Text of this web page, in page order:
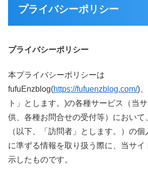
プライバシーポリシー
プライバシーポリシー
本プライバシーポリシーは
fufuEnzblog(https://fufuenzblog.com/)
ト」とします。)の各種サービス（当
供、各種お問合せの受付等）において
（以下、「訪問者」とします。）の
に準ずる情報を取り扱う際に、当サイ
示したものです。